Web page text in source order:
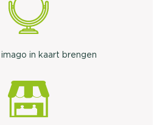
in kaart brengen